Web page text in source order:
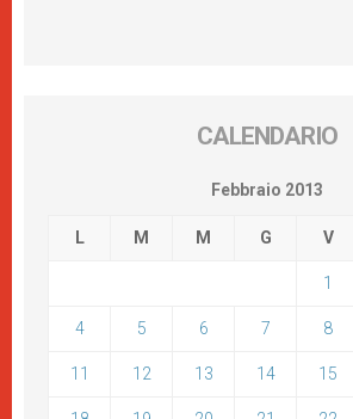
CALENDARIO
Febbraio 2013
L M M G V
1
4 5 6 7 8
11 12 13 14 15